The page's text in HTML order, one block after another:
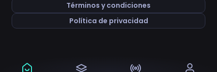
Términos y condiciones
Política de privacidad